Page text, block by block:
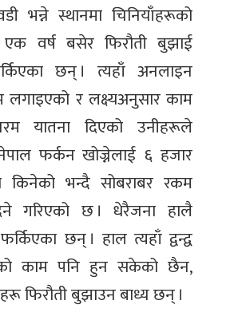
भन्ने स्थानमा चिनियाँहरूको
एक वर्ष बसेर फिरौती बुझाई
छन् । त्यहाँ अनलाइन
लगाइएको र लक्ष्यअनुसार काम
यातना दिएको उनीहरूले
फर्कन खोज्नेलाई ६ हजार
किनेको भन्दै सोबराबर रकम
गरिएको छ । धेरैजना हालै
छन् । हाल त्यहाँ द्वन्द्व
काम पनि हुन सकेको छैन,
फिरौती बुझाउन बाध्य छन् ।